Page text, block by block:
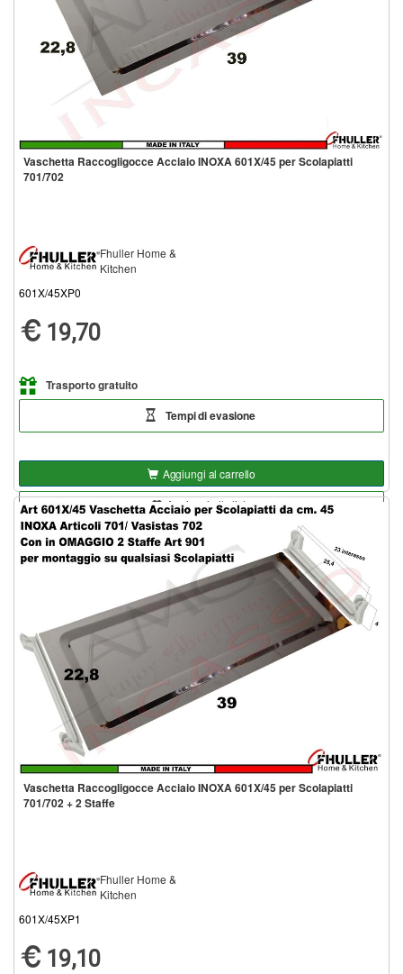
Vaschetta Raccogligocce Acciaio INOXA 601X/45 per Scolapiatti
701/702
Fhuller Home &
Kitchen
601X/45XP0
19,70
Trasporto gratuito
Tempi di evasione
Aggiungi al carrello
Aggiungi alla lista
Vaschetta Raccogligocce Acciaio INOXA 601X/45 per Scolapiatti
701/702 + 2 Staffe
Fhuller Home &
Kitchen
601X/45XP1
19,10